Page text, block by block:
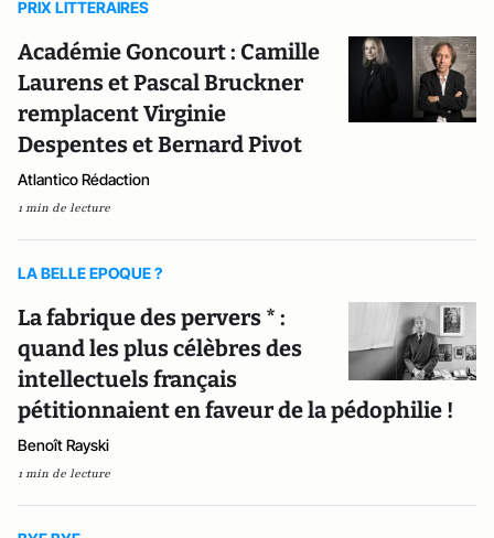
PRIX LITTERAIRES
Académie Goncourt : Camille
Laurens et Pascal Bruckner
remplacent Virginie
Despentes et Bernard Pivot
Atlantico Rédaction
1 min de lecture
LA BELLE EPOQUE ?
La fabrique des pervers * :
quand les plus célèbres des
intellectuels français
pétitionnaient en faveur de la pédophilie !
Benoît Rayski
1 min de lecture